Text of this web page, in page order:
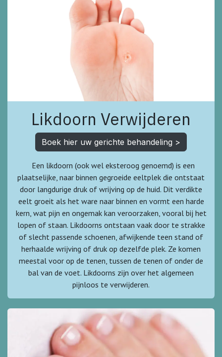
Likdoorn Verwijderen
Boek hier uw gerichte behandeling >
Een likdoorn (ook wel eksteroog genoemd) is een
plaatselijke, naar binnen gegroeide eeltplek die ontstaat
door langdurige druk of wrijving op de huid. Dit verdikte
eelt groeit als het ware naar binnen en vormt een harde
kern, wat pijn en ongemak kan veroorzaken, vooral bij het
lopen of staan. Likdoorns ontstaan vaak door te strakke
of slecht passende schoenen, afwijkende teen stand of
herhaalde wrijving of druk op dezelfde plek. Ze komen
meestal voor op de tenen, tussen de tenen of onder de
bal van de voet. Likdoorns zijn over het algemeen
pijnloos te verwijderen.